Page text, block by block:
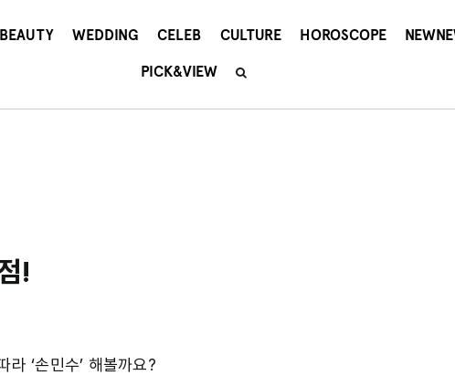
BEAUTY WEDDING CELEB CULTURE HOROSCOPE
PICK&VIEW
!
‘손민수’ 해볼까요?